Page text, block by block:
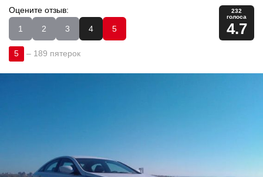
Оцените отзыв:
1
2 3 4 5
232
голоса
4.7
5 – 189 пятерок